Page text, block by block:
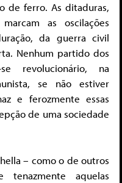
de ferro. As ditaduras,
marcam as oscilações
da guerra civil
Nenhum partido dos
revolucionário, na
se não estiver
e ferozmente essas
de uma sociedade
– como o de outros
tenazmente aquelas